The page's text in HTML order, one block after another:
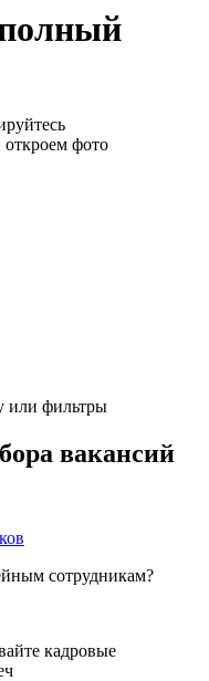
фото
или фильтры
вакансий
сотрудникам?
кадровые